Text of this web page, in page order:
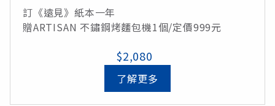
訂《遠見》紙本一年
贈ARTISAN 不鏽鋼烤麵包機1個/定價999元
$2,080
了解更多